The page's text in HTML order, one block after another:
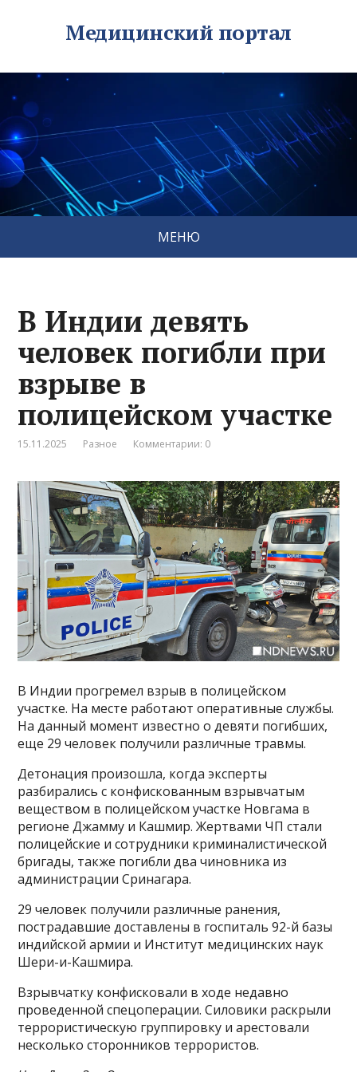
Медицинский портал
МЕНЮ
В Индии девять
человек погибли при
взрыве в
полицейском участке
15.11.2025 Разное Комментарии: 0
В Индии прогремел взрыв в полицейском
участке. На месте работают оперативные службы.
На данный момент известно о девяти погибших,
еще 29 человек получили различные травмы.
Детонация произошла, когда эксперты
разбирались с конфискованным взрывчатым
веществом в полицейском участке Новгама в
регионе Джамму и Кашмир. Жертвами ЧП стали
полицейские и сотрудники криминалистической
бригады, также погибли два чиновника из
администрации Сринагара.
29 человек получили различные ранения,
пострадавшие доставлены в госпиталь 92-й базы
индийской армии и Институт медицинских наук
Шери-и-Кашмира.
Взрывчатку конфисковали в ходе недавно
проведенной спецоперации. Силовики раскрыли
террористическую группировку и арестовали
несколько сторонников террористов.